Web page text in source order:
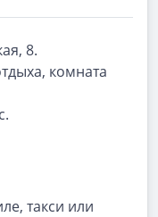
8.
комната
такси или